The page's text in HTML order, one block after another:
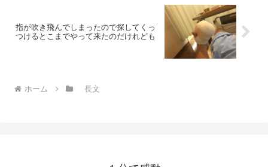
指が吹き飛んでしまったので探してくっ
つけるとこまでやって来たのだけれども
ホーム 長文